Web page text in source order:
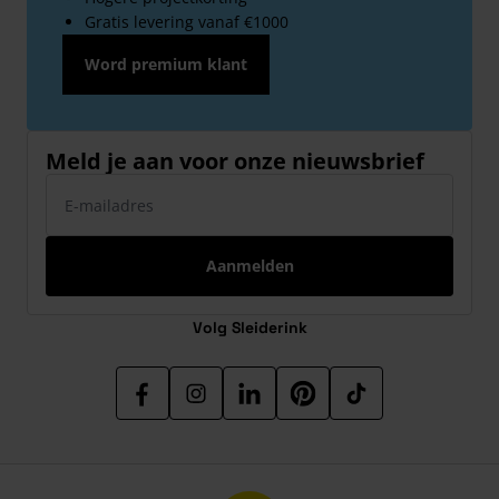
Gratis levering vanaf €1000
Word premium klant
Meld je aan voor onze nieuwsbrief
Aanmelden
Volg Sleiderink